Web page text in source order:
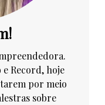
e Record, hoje
por meio
sobre